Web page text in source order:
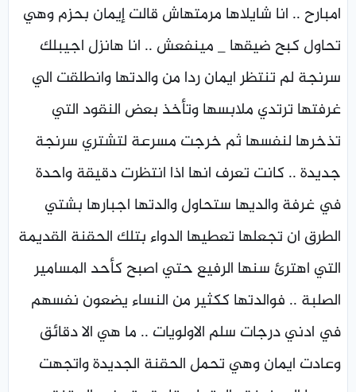
امبارح .. انا شايلاها مرمتهاش قالت إيمان بحزم وهي
تحاول كبح ضيقها _ مينفعش .. انا هانزل اجيبلك
سرنجة لم تنتظر ايمان ردا من والدتها وانطلقت الي
غرفتها ترتدي ملابسها وتأخذ بعض النقود التي
تذخرها لنفسها ثم خرجت مسرعة لتشتري سرنجة
جديدة .. كانت تعرف انها اذا انتظرت دقيقة واحدة
في غرفة والديها ستحاول والدتها اجبارها بشتي
الطرق ان تجعلها تعطيها الدواء بتلك الحقنة القديمة
التي اهترئ سنها الرفيع حتي اصبح كأحد المسامير
الصلبة .. فوالدتها ككثير من النساء يضعون نفسهم
في ادني درجات سلم الاولويات .. ما هي الا دقائق
وعادت ايمان وهي تحمل الحقنة الجديدة واتجهت